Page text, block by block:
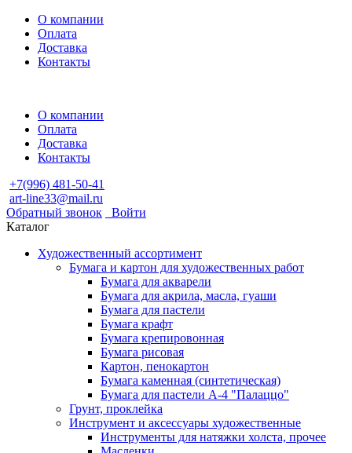
О компании
Оплата
Доставка
Контакты
О компании
Оплата
Доставка
Контакты
+7(996) 481-50-41
art-line33@mail.ru
Обратный звонок
Войти
Каталог
Художественный ассортимент
Бумага и картон для художественных работ
Бумага для акварели
Бумага для акрила, масла, гуаши
Бумага для пастели
Бумага крафт
Бумага крепировонная
Бумага рисовая
Картон, пенокартон
Бумага каменная (синтетическая)
Бумага для пастели А-4 "Палаццо"
Грунт, проклейка
Инструмент и аксессуары художественные
Инструменты для натяжки холста, прочее